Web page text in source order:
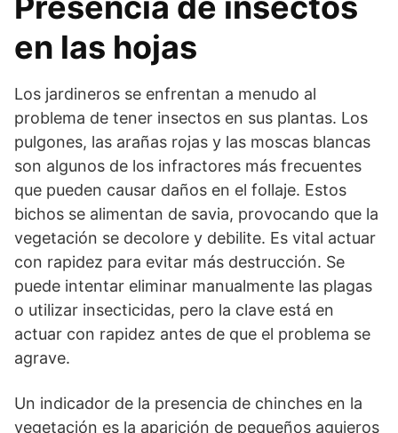
en las hojas
Los jardineros se enfrentan a menudo al
problema de tener insectos en sus plantas. Los
pulgones, las arañas rojas y las moscas blancas
son algunos de los infractores más frecuentes
que pueden causar daños en el follaje. Estos
bichos se alimentan de savia, provocando que la
vegetación se decolore y debilite. Es vital actuar
con rapidez para evitar más destrucción. Se
puede intentar eliminar manualmente las plagas
o utilizar insecticidas, pero la clave está en
actuar con rapidez antes de que el problema se
agrave.
Un indicador de la presencia de chinches en la
vegetación es la aparición de pequeños agujeros